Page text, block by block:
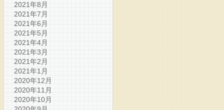
2021年8月
2021年7月
2021年6月
2021年5月
2021年4月
2021年3月
2021年2月
2021年1月
2020年12月
2020年11月
2020年10月